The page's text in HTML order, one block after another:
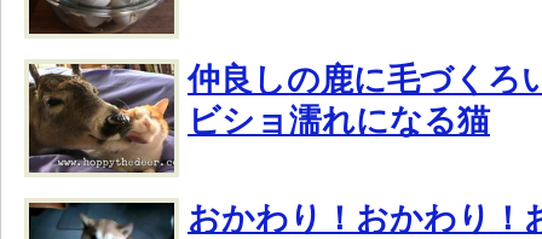
仲良しの鹿に毛づくろ
ビショ濡れになる猫
おかわり！おかわり！